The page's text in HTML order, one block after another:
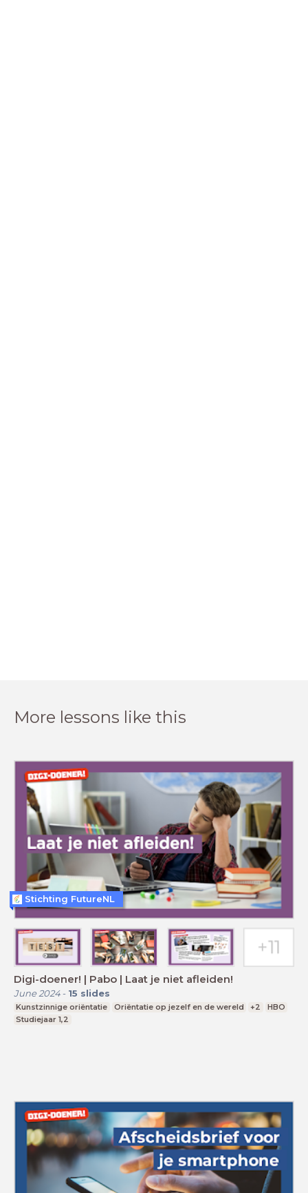
More lessons like this
Digi-doener! | Pabo | Laat je niet afleiden!
June 2024- 15 slides
Kunstzinnige oriëntatie Oriëntatie op jezelf en de wereld +2
HBO
Studiejaar 1,2
Stichting FutureNL